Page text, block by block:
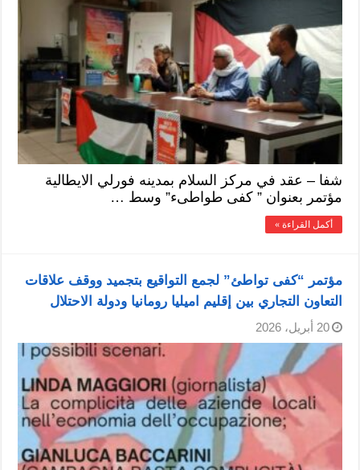
شفا – عقد في مركز السلام بمدينه فورلي الايطالية
مؤتمر بعنوان ” كفى طواطىء” وسط …
أكمل القراءة »
مؤتمر “كفى تواطئ” لجمع التواقيع بتجميد ووقف علاقات
التعاون التجاري بين إقليم اميليا رومانيا ودولة الاحتلال
20 أبريل، 2026